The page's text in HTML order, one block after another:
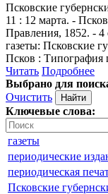
Псковские
11 : 12 марта. -
Правления, 1852. -
газеты: Псковские
Псков : Типография
Читать Подробнее
Выбрано для
Очистить
Ключевые слова:
газеты
периодические
периодическая
Псковские